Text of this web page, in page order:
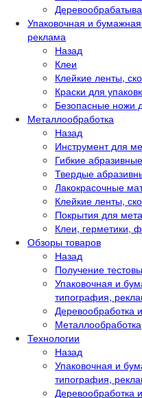
Упаковочная и
реклама
Назад
Клеи
Клейкие ленты,
Краски для
Безопасные ножи
Металлообработка
Назад
Инструмент для
Гибкие
Твердые
Лакокрасочные
Клейкие ленты,
Покрытия для
Клеи, герметики,
Обзоры товаров
Назад
Получение
Упаковочная и
типография,
Деревообработка
Металлообработка
Технологии
Назад
Упаковочная и
типография,
Деревообработка